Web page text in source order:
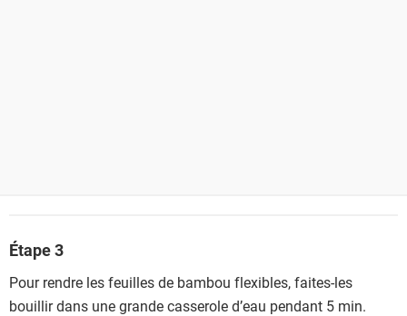
Étape 3
Pour rendre les feuilles de bambou flexibles, faites-les
bouillir dans une grande casserole d’eau pendant 5 min.